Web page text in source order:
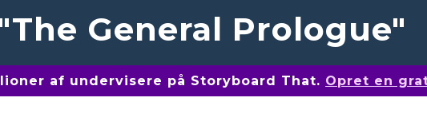
General Prologue"
af undervisere på Storyboard That. Opret en